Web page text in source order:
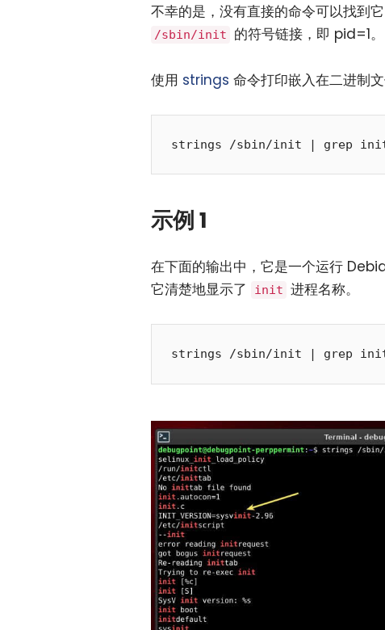
不幸的是，没有直接的命令可以找到
/sbin/init 的符号链接，即 pid=1。
使用 strings 命令打印嵌入在二进制
示例 1
在下面的输出中，它是一个运行
它清楚地显示了
init 进程名称。